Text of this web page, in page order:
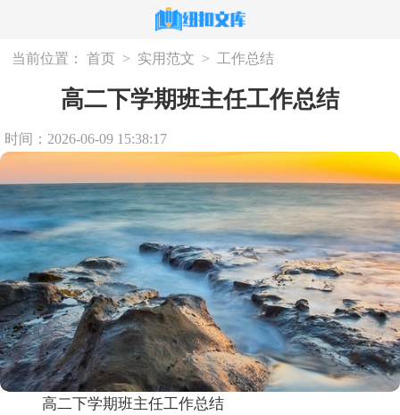
当前位置： 首页 > 实用范文 > 工作总结
高二下学期班主任工作总结
时间：2026-06-09 15:38:17
高二下学期班主任工作总结